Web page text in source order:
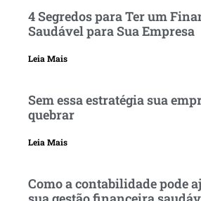
4 Segredos para Ter um
Saudável para Sua Empresa
Leia Mais
Sem essa estratégia sua
quebrar
Leia Mais
Como a contabilidade pode